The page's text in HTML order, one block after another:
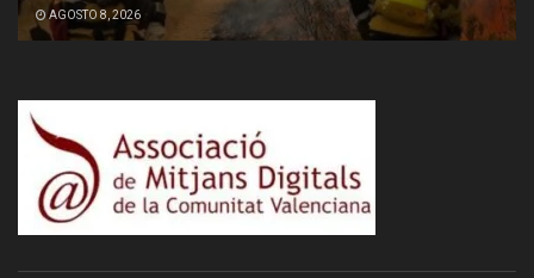
AGOSTO 8, 2026